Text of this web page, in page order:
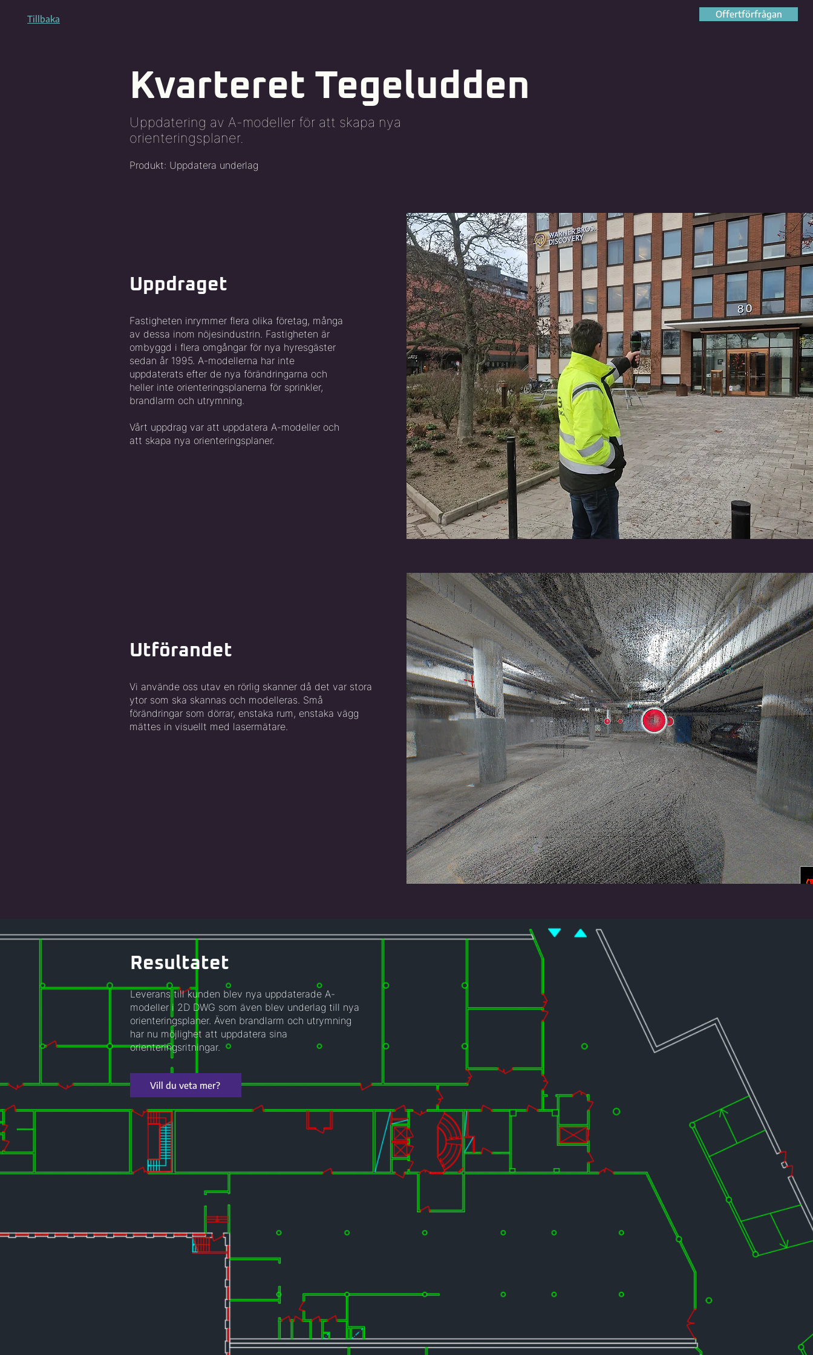
Tillbaka Offertförfrågan
Kvarteret Tegeludden
Uppdatering av A-modeller för att skapa nya
orienteringsplaner.
Produkt: Uppdatera underlag
Uppdraget
Fastigheten inrymmer flera olika företag, många
av dessa inom nöjesindustrin. Fastigheten är
ombyggd i flera omgångar för nya hyresgäster
sedan år 1995. A-modellerna har inte
uppdaterats efter de nya förändringarna och
heller inte orienteringsplanerna för sprinkler,
brandlarm och utrymning.
Vårt uppdrag var att uppdatera A-modeller och
att skapa nya orienteringsplaner.
Utförandet
Vi använde oss utav en rörlig skanner då det var stora
ytor som ska skannas och modelleras. Små
förändringar som dörrar, enstaka rum, enstaka vägg
mättes in visuellt med lasermätare.
Resultatet
Leverans till kunden blev nya uppdaterade A-
modeller i 2D DWG som även blev underlag till nya
orienteringsplaner. Även brandlarm och utrymning
har nu möjlighet att uppdatera sina
orienteringsritningar.
Vill du veta mer?